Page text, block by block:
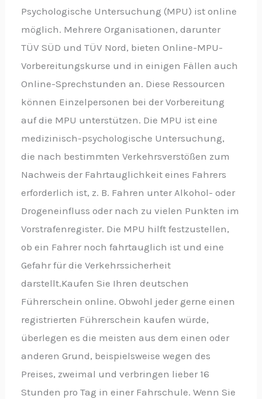
Psychologische Untersuchung (MPU) ist online
möglich. Mehrere Organisationen, darunter
TÜV SÜD und TÜV Nord, bieten Online-MPU-
Vorbereitungskurse und in einigen Fällen auch
Online-Sprechstunden an. Diese Ressourcen
können Einzelpersonen bei der Vorbereitung
auf die MPU unterstützen. Die MPU ist eine
medizinisch-psychologische Untersuchung,
die nach bestimmten Verkehrsverstößen zum
Nachweis der Fahrtauglichkeit eines Fahrers
erforderlich ist, z. B. Fahren unter Alkohol- oder
Drogeneinfluss oder nach zu vielen Punkten im
Vorstrafenregister. Die MPU hilft festzustellen,
ob ein Fahrer noch fahrtauglich ist und eine
Gefahr für die Verkehrssicherheit
darstellt.Kaufen Sie Ihren deutschen
Führerschein online. Obwohl jeder gerne einen
registrierten Führerschein kaufen würde,
überlegen es die meisten aus dem einen oder
anderen Grund, beispielsweise wegen des
Preises, zweimal und verbringen lieber 16
Stunden pro Tag in einer Fahrschule. Wenn Sie